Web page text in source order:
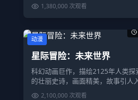
1,380,000 次观看
动漫
星际冒险：未来世界
科幻动画巨作，描绘2125年人类探
的壮丽史诗，画面精美，故事引人
2,100,000 次观看